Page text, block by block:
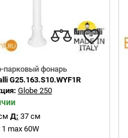
парковый фонарь
G25.163.S10.WYF1R
Globe 250
Д: 37 см
1 max 60W